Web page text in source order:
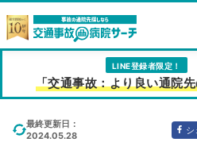
LINE登録者限定！
「交通事故：より良い通院先
最終更新日：
2024.05.28
シ